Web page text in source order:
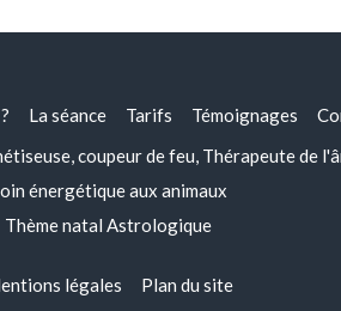
La séance Tarifs Témoignages
coupeur de feu, Thérapeute de
énergétique aux animaux
Thème natal Astrologique
légales Plan du site